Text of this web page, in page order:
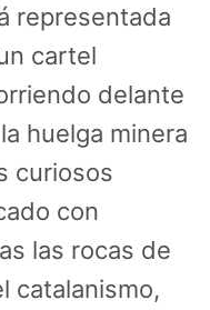
representada
cartel
delante
huelga minera
curiosos
con
las rocas de
catalanismo,